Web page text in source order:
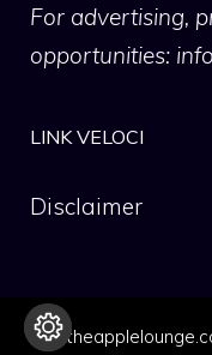
For advertising,
opportunities:
LINK VELOCI
Disclaimer